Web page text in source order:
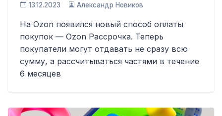
13.12.2023 Александр Новиков
На Ozon появился новый способ оплаты
покупок — Ozon Рассрочка. Теперь
покупатели могут отдавать не сразу всю
сумму, а рассчитываться частями в течение
6 месяцев